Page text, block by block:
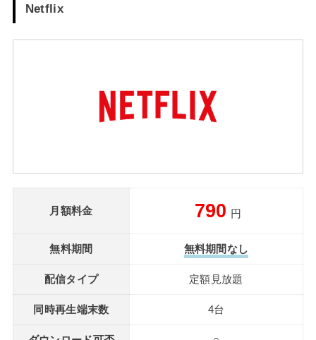
Netflix
月額料金 790 円
無料期間 無料期間なし
配信タイプ 定額見放題
同時再生端末数 4台